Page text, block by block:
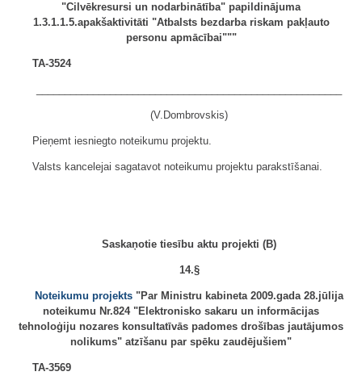
"Cilvēkresursi un nodarbinātība" papildinājuma
1.3.1.1.5.apakšaktivitāti "Atbalsts bezdarba riskam pakļauto
personu apmācībai"""
TA-3524
(V.Dombrovskis)
Pieņemt iesniegto noteikumu projektu.
Valsts kancelejai sagatavot noteikumu projektu parakstīšanai.
Saskaņotie tiesību aktu projekti (B)
14.§
Noteikumu projekts "Par Ministru kabineta 2009.gada 28.jūlija
noteikumu Nr.824 "Elektronisko sakaru un informācijas
tehnoloģiju nozares konsultatīvās padomes drošības jautājumos
nolikums" atzīšanu par spēku zaudējušiem"
TA-3569